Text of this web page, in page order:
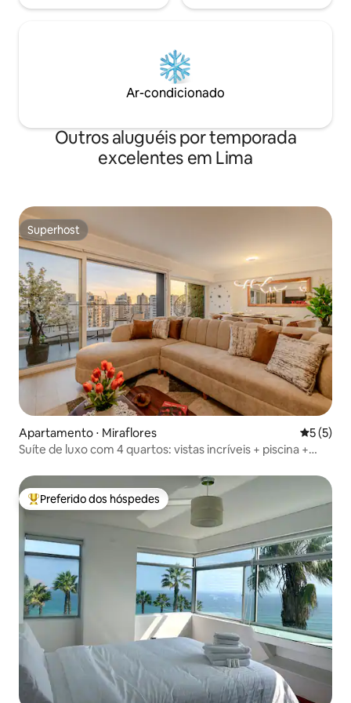
Ar-condicionado
Outros aluguéis por temporada
excelentes em Lima
Superhost
Superhost
Apartamento ⋅ Miraflores 5 de
5 (5)
Suíte de luxo com 4 quartos: vistas incríveis + piscina +
Entre os melhores preferidos dos hóspedes
Preferido dos hóspedes